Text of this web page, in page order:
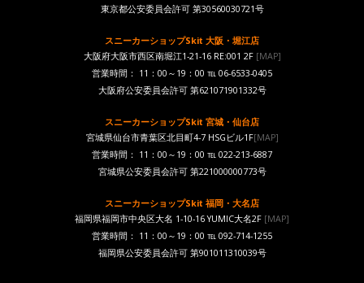
東京都公安委員会許可 第30560030721号
スニーカーショップSkit 大阪・堀江店
大阪府大阪市西区南堀江1-21-16 RE:001 2F[MAP]
営業時間： 11：00～19：00 ℡ 06-6533-0405
大阪府公安委員会許可 第621071901332号
スニーカーショップSkit 宮城・仙台店
宮城県仙台市青葉区北目町4-7 HSGビル1F[MAP]
営業時間： 11：00～19：00 ℡ 022-213-6887
宮城県公安委員会許可 第221000000773号
スニーカーショップSkit 福岡・大名店
福岡県福岡市中央区大名 1-10-16 YUMIC大名2F [MAP]
営業時間： 11：00～19：00 ℡ 092-714-1255
福岡県公安委員会許可 第901011310039号